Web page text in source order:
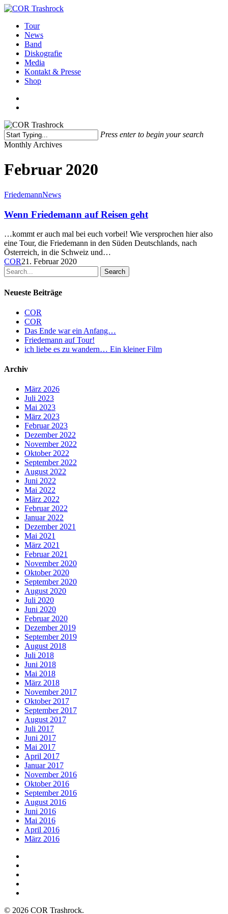
Skip
main
content
search
Menu
Tour
News
Band
Diskografie
Media
Kontakt & Presse
Shop
Press enter to begin your search
Close
Monthly Archives
Februar 2020
Wenn
auf
Reisen
geht
FriedemannNews
Wenn Friedemann auf Reisen geht
…kommt er auch mal bei euch vorbei! Wie versprochen hier also
eine Tour, die Friedemann in den Süden Deutschlands, nach
Österreich, in die Schweiz und…
COR21. Februar 2020
Search
Neueste Beiträge
COR
COR
Das Ende war ein Anfang…
Friedemann auf Tour!
ich liebe es zu wandern… Ein kleiner Film
Archiv
März 2026
Juli 2023
Mai 2023
März 2023
Februar 2023
Dezember 2022
November 2022
Oktober 2022
September 2022
August 2022
Juni 2022
Mai 2022
März 2022
Februar 2022
Januar 2022
Dezember 2021
Mai 2021
März 2021
Februar 2021
November 2020
Oktober 2020
September 2020
August 2020
Juli 2020
Juni 2020
Februar 2020
Dezember 2019
September 2019
August 2018
Juli 2018
Juni 2018
Mai 2018
März 2018
November 2017
Oktober 2017
September 2017
August 2017
Juli 2017
Juni 2017
Mai 2017
April 2017
Januar 2017
November 2016
Oktober 2016
September 2016
August 2016
Juni 2016
Mai 2016
April 2016
März 2016
© 2026 COR Trashrock.